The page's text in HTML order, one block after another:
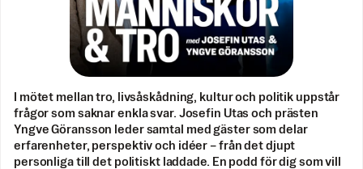
I mötet mellan tro, livsåskådning, kultur och politik uppstår
frågor som saknar enkla svar. Josefin Utas och prästen
Yngve Göransson leder samtal med gäster som delar
erfarenheter, perspektiv och idéer – från det djupt
personliga till det politiskt laddade. En podd för dig som vill